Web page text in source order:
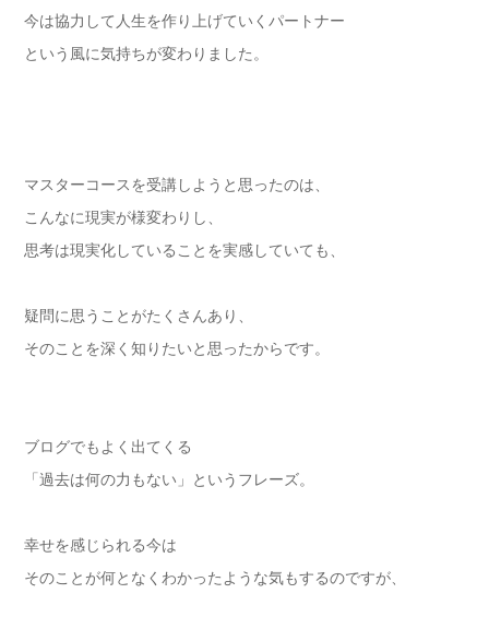
今は協力して人生を作り上げていくパートナー
という風に気持ちが変わりました。
マスターコースを受講しようと思ったのは、
こんなに現実が様変わりし、
思考は現実化していることを実感していても、
疑問に思うことがたくさんあり、
そのことを深く知りたいと思ったからです。
ブログでもよく出てくる
「過去は何の力もない」というフレーズ。
幸せを感じられる今は
そのことが何となくわかったような気もするのですが、